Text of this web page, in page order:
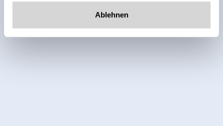
Ablehnen